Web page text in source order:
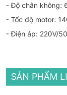
- Độ chân không:
- Tốc độ motor:
- Điện áp: 220V/
SẢN PHẨM